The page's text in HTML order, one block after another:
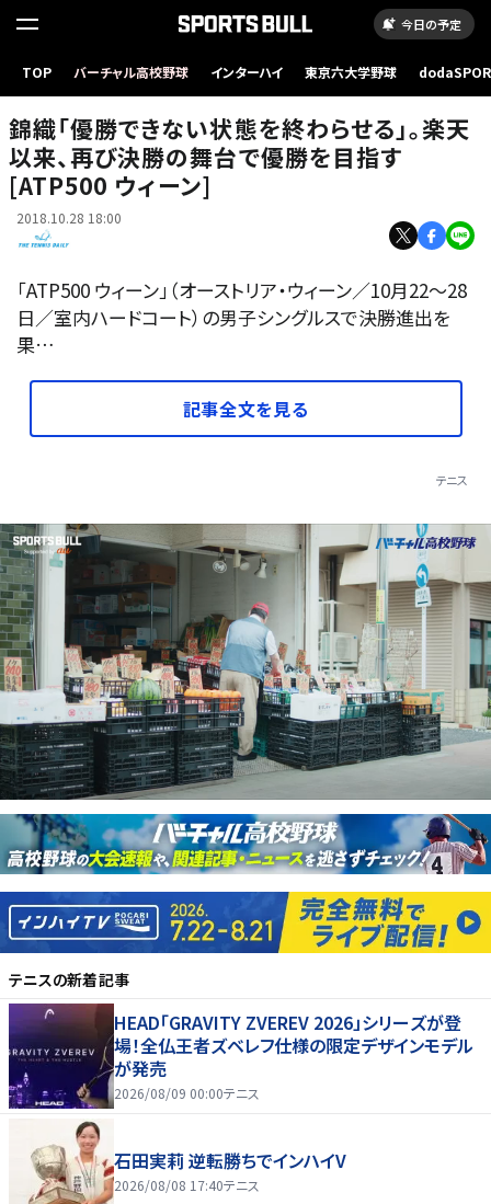
今日の予定
TOP バーチャル高校野球 インターハイ 東京六大学野球
「全米オープン」での錦織
錦織「優勝できない状態を終わらせる」。楽天
以来、再び決勝の舞台で優勝を目指す
[ATP500 ウィーン]
2018.10.28 18:00
「ATP500 ウィーン」（オーストリア・ウィーン／10月22～28
日／室内ハードコート）の男子シングルスで決勝進出を
果…
記事全文を見る
テニス
テニスの新着記事
HEAD「GRAVITY ZVEREV 2026」シリーズが登
場！全仏王者ズベレフ仕様の限定デザインモデル
が発売
2026/08/09 00:00テニス
石田実莉 逆転勝ちでインハイV
2026/08/08 17:40テニス